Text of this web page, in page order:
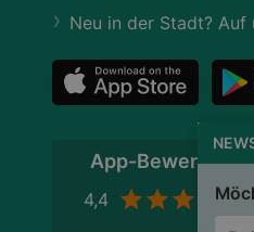
Neu in der Stadt?
App-Bewertung
4,4